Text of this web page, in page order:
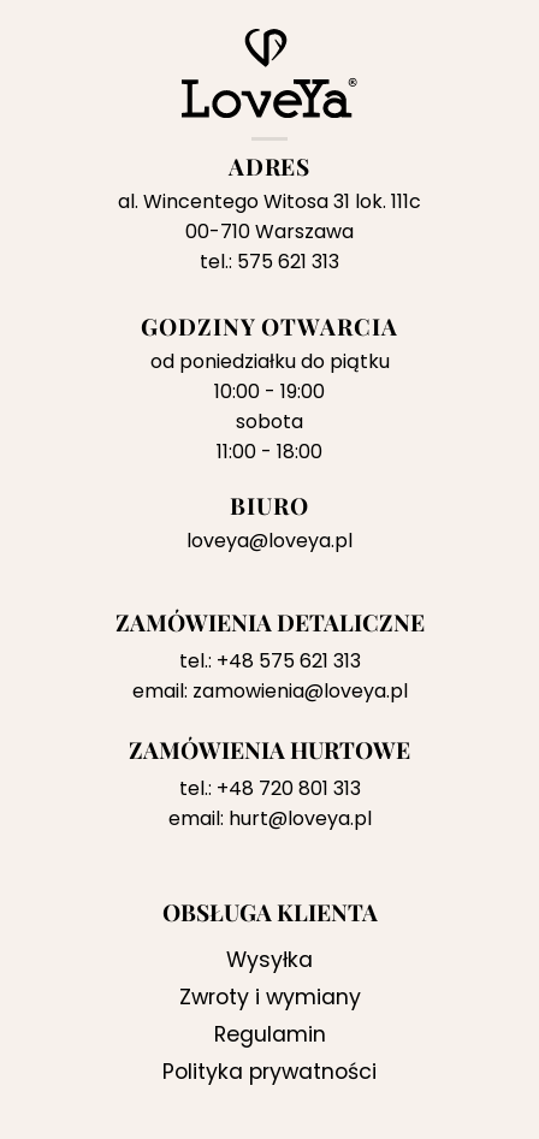
ADRES
al. Wincentego Witosa 31 lok. 111c
00-710 Warszawa
tel.: 575 621 313
GODZINY OTWARCIA
od poniedziałku do piątku
10:00 - 19:00
sobota
11:00 - 18:00
BIURO
loveya@loveya.pl
ZAMÓWIENIA DETALICZNE
tel.: +48 575 621 313
email: zamowienia@loveya.pl
ZAMÓWIENIA HURTOWE
tel.: +48 720 801 313
email: hurt@loveya.pl
OBSŁUGA KLIENTA
Wysyłka
Zwroty i wymiany
Regulamin
Polityka prywatności